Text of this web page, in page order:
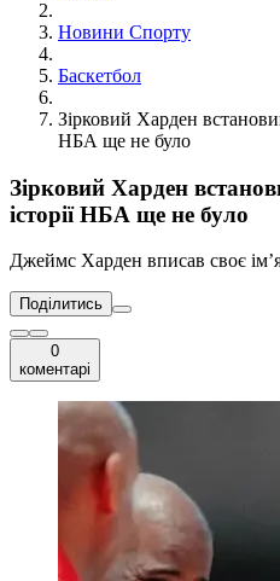
Новини Спорту
Баскетбол
Зірковий Харден
НБА ще не було
Зірковий Харден
історії НБА ще не було
Джеймс Харден вписав своє ім’я
Поділитись
0
коментарі